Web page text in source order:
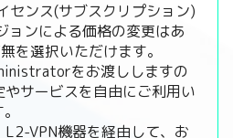
センス(サブスクリプション)
ョンによる価格の変更はあ
を選択いただけます。
をお渡ししますの
サービスを自由にご利用い
VPN機器を経由して、お